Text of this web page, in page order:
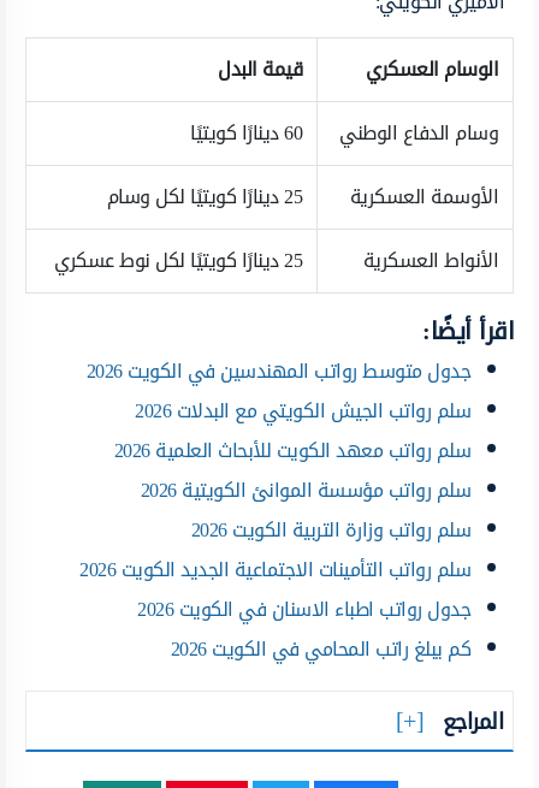
الوسام العسكري
قيمة البدل
وسام الدفاع الوطني
60 دينارًا كويتيًا
الأوسمة العسكرية
25 دينارًا كويتيًا لكل وسام
الأنواط العسكرية
25 دينارًا كويتيًا لكل نوط عسكري
اقرأ أيضًا:
جدول متوسط رواتب المهندسين في الكويت 2026
سلم رواتب الجيش الكويتي مع البدلات 2026
سلم رواتب معهد الكويت للأبحاث العلمية 2026
سلم رواتب مؤسسة الموانئ الكويتية 2026
سلم رواتب وزارة التربية الكويت 2026
سلم رواتب التأمينات الاجتماعية الجديد الكويت 2026
جدول رواتب اطباء الاسنان في الكويت 2026
كم يبلغ راتب المحامي في الكويت 2026
المراجع